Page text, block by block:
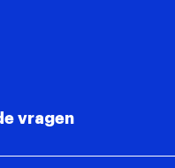
vragen